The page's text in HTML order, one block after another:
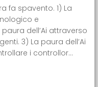
fa spavento. 1) La
e
dell’Ai attraverso
3) La paura dell’Ai
i controllor...